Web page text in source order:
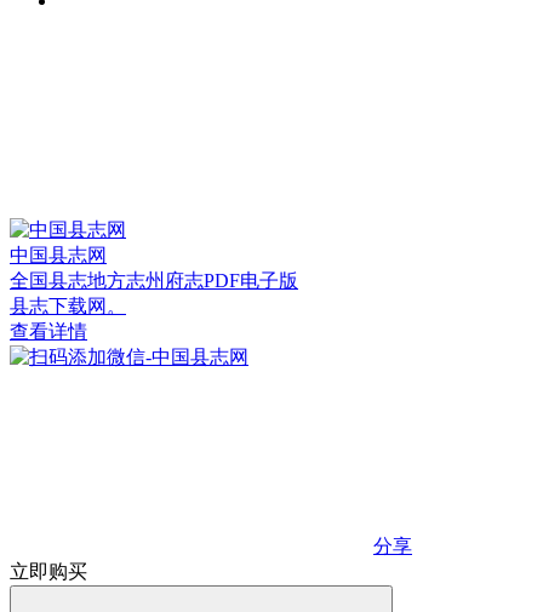
中国县志网
全国县志地方志州府志PDF电子版
县志下载网。
查看详情
分享
立即购买